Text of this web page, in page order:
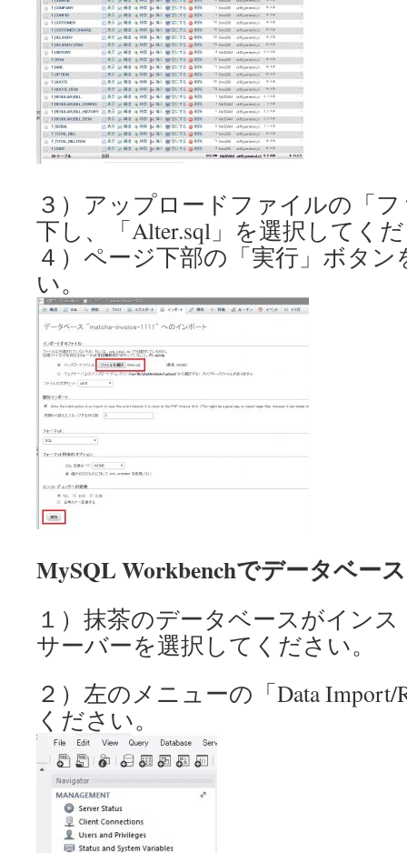
３）アップロードファイルの「
下し、「Alter.sql」を選択してく
４）ページ下部の「実行」ボタ
い。
MySQL Workbenchでデータベー
１）抹茶のデータベースがイン
サーバーを選択してください。
２）左のメニューの「Data Import/
ください。